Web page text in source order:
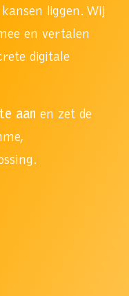
liggen. Wij
en vertalen
digitale
aan en zet de